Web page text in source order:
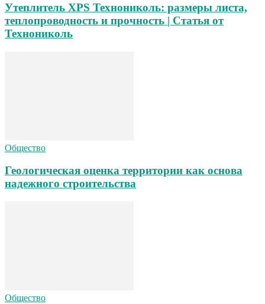
Утеплитель XPS Технониколь: размеры листа,
теплопроводность и прочность | Статья от
Технониколь
Общество
Геологическая оценка территории как основа
надежного строительства
Общество